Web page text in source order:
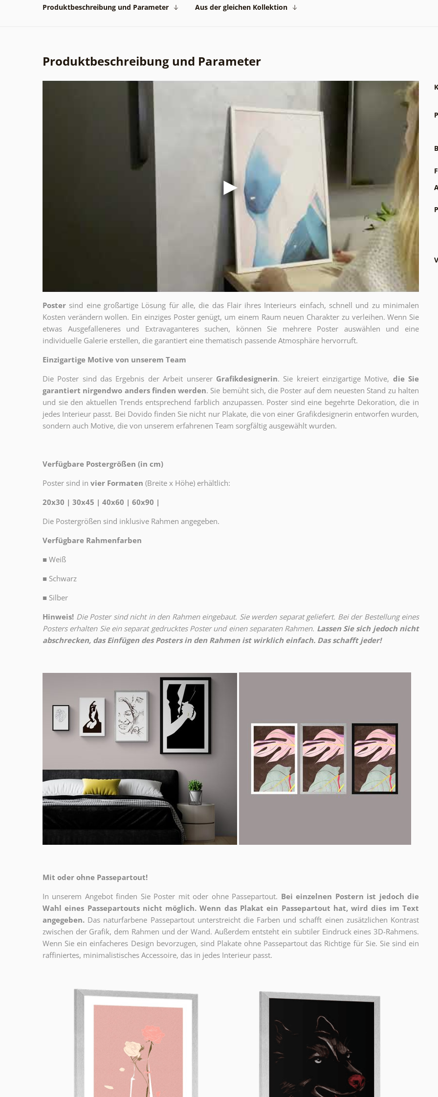
Produktbeschreibung und Parameter Aus der gleichen Kollektion
Produktbeschreibung und Parameter
Poster sind eine großartige Lösung für alle, die das Flair ihres Interieurs einfach, schnell und zu minimalen
Kosten verändern wollen. Ein einziges Poster genügt, um einem Raum neuen Charakter zu verleihen. Wenn Sie
etwas Ausgefalleneres und Extravaganteres suchen, können Sie mehrere Poster auswählen und eine
individuelle Galerie erstellen, die garantiert eine thematisch passende Atmosphäre hervorruft.
Einzigartige Motive von unserem Team
Die Poster sind das Ergebnis der Arbeit unserer Grafikdesignerin. Sie kreiert einzigartige Motive, die Sie
garantiert nirgendwo anders finden werden. Sie bemüht sich, die Poster auf dem neuesten Stand zu halten
und sie den aktuellen Trends entsprechend farblich anzupassen. Poster sind eine begehrte Dekoration, die in
jedes Interieur passt. Bei Dovido finden Sie nicht nur Plakate, die von einer Grafikdesignerin entworfen wurden,
sondern auch Motive, die von unserem erfahrenen Team sorgfältig ausgewählt wurden.
Verfügbare Postergrößen (in cm)
Poster sind in vier Formaten (Breite x Höhe) erhältlich:
20x30 | 30x45 | 40x60 | 60x90 |
Die Postergrößen sind inklusive Rahmen angegeben.
Verfügbare Rahmenfarben
■ Weiß
■ Schwarz
■ Silber
Hinweis! Die Poster sind nicht in den Rahmen eingebaut. Sie werden separat geliefert. Bei der Bestellung eines
Posters erhalten Sie ein separat gedrucktes Poster und einen separaten Rahmen. Lassen Sie sich jedoch nicht
abschrecken, das Einfügen des Posters in den Rahmen ist wirklich einfach. Das schafft jeder!
Mit oder ohne Passepartout!
In unserem Angebot finden Sie Poster mit oder ohne Passepartout. Bei einzelnen Postern ist jedoch die
Wahl eines Passepartouts nicht möglich. Wenn das Plakat ein Passepartout hat, wird dies im Text
angegeben. Das naturfarbene Passepartout unterstreicht die Farben und schafft einen zusätzlichen Kontrast
zwischen der Grafik, dem Rahmen und der Wand. Außerdem entsteht ein subtiler Eindruck eines 3D-Rahmens.
Wenn Sie ein einfacheres Design bevorzugen, sind Plakate ohne Passepartout das Richtige für Sie. Sie sind ein
raffiniertes, minimalistisches Accessoire, das in jedes Interieur passt.